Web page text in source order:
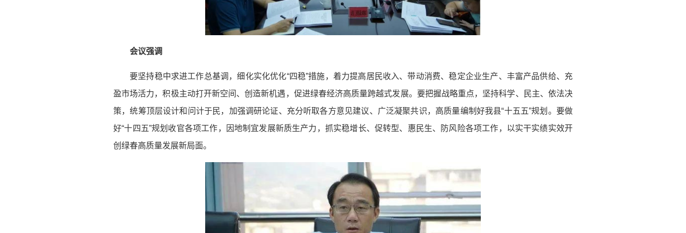
会议强调
要坚持稳中求进工作总基调，细化实化优化“四稳”措施，着力提高居民收入、带动消费、稳定企业生产、丰富产品供给、充
盈市场活力，积极主动打开新空间、创造新机遇，促进绿春经济高质量跨越式发展。要把握战略重点，坚持科学、民主、依法决
策，统筹顶层设计和问计于民，加强调研论证、充分听取各方意见建议、广泛凝聚共识，高质量编制好我县“十五五”规划。要做
好“十四五”规划收官各项工作，因地制宜发展新质生产力，抓实稳增长、促转型、惠民生、防风险各项工作，以实干实绩实效开
创绿春高质量发展新局面。